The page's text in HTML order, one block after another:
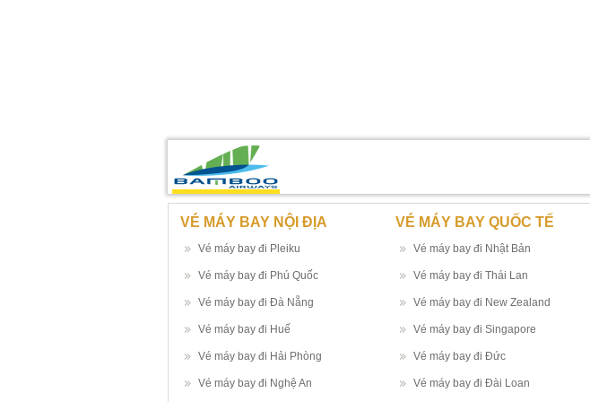
VÉ MÁY BAY NỘI ĐỊA
Vé máy bay đi Pleiku
Vé máy bay đi Phú Quốc
Vé máy bay đi Đà Nẵng
Vé máy bay đi Huế
Vé máy bay đi Hải Phòng
Vé máy bay đi Nghệ An
VÉ MÁY BAY QUỐC TẾ
Vé máy bay đi Nhật Bản
Vé máy bay đi Thái Lan
Vé máy bay đi New Zealand
Vé máy bay đi Singapore
Vé máy bay đi Đức
Vé máy bay đi Đài Loan